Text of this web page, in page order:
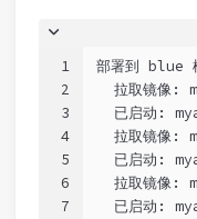
1
2
3
4
5
6
7
部署到 blue
拉取镜像:
已启动:
拉取镜像:
已启动:
拉取镜像:
已启动: